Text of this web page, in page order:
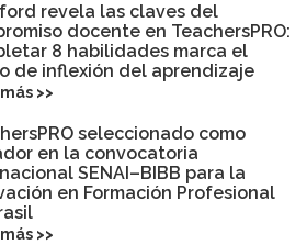
revela las claves del
docente en TeachersPRO:
8 habilidades marca el
de inflexión del aprendizaje
>>
seleccionado como
en la convocatoria
SENAI–BIBB para la
en Formación Profesional
>>